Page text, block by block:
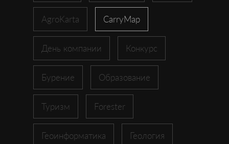
AgroKarta CarryMap
День компании Конкурс
Бурение Образование
Туризм Forester
Геоинформатика Геология